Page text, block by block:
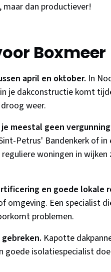
dan productiever!
Boxmeer
april en oktober. In
je dakconstructie komt
weer.
meestal geen
Petrus' Bandenkerk of
woningen in wijken
en goede lokale
omgeving. Een specialist
problemen.
Kapotte
goede isolatiespecialist